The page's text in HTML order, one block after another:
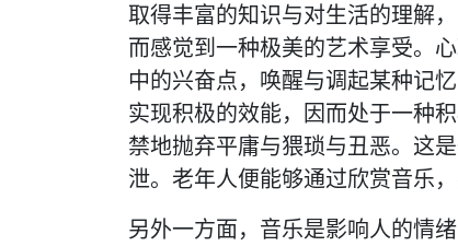
取得丰富的知识与对生活的理解
而感觉到一种极美的艺术享受。
中的兴奋点，唤醒与调起某种记
实现积极的效能，因而处于一种
禁地抛弃平庸与猥琐与丑恶。这
泄。老年人便能够通过欣赏音乐
另外一方面，音乐是影响人的情